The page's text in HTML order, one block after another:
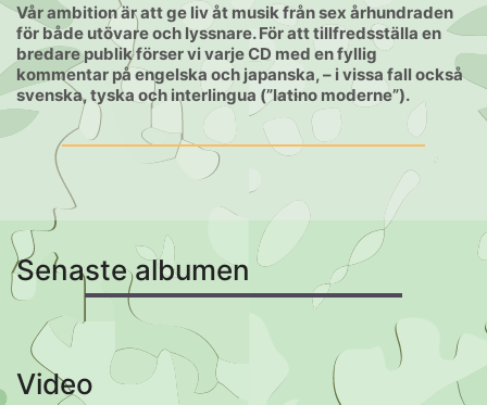
Vår ambition är att ge liv åt musik från sex århundraden
för både utövare och lyssnare. För att tillfredsställa en
bredare publik förser vi varje CD med en fyllig
kommentar på engelska och japanska, – i vissa fall också
svenska, tyska och interlingua (”latino moderne”).
Senaste albumen
Video